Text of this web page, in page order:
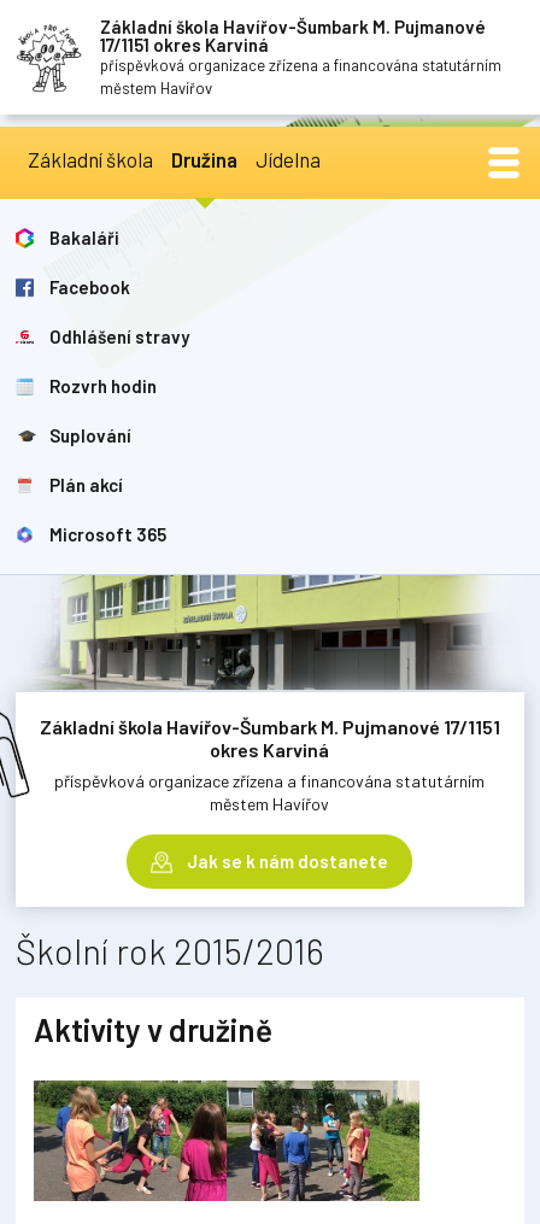
Základní škola Havířov-Šumbark M. Pujmanové
17/1151 okres Karviná
příspěvková organizace zřízena a financována statutárním
městem Havířov
Základní škola Družina Jídelna
Bakaláři
Facebook
Odhlášení stravy
Rozvrh hodin
Suplování
Plán akcí
Microsoft 365
Základní škola Havířov-Šumbark M. Pujmanové 17/1151
okres Karviná
příspěvková organizace zřízena a financována statutárním
městem Havířov
Jak se k nám dostanete
Školní rok 2015/2016
Aktivity v družině